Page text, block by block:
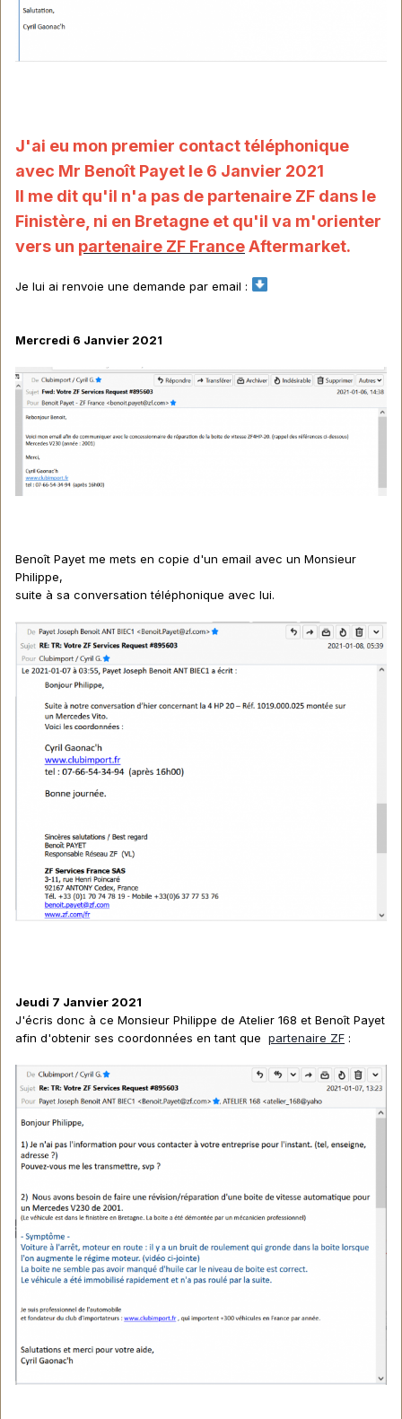
J'ai eu mon premier contact téléphonique
avec Mr Benoît Payet le 6 Janvier 2021
Il me dit qu'il n'a pas de partenaire ZF dans le
Finistère, ni en Bretagne et qu'il va m'orienter
vers un partenaire ZF FranceAftermarket.
Je lui ai renvoie une demande par email :
Mercredi 6 Janvier 2021
Benoît Payet me mets en copie d'un email avec un Monsieur
Philippe,
suite à sa conversation téléphonique avec lui.
Jeudi 7 Janvier 2021
J'écris donc à ce Monsieur Philippe de Atelier 168 et Benoît Payet
afin d'obtenir ses coordonnées en tant que partenaire ZF :